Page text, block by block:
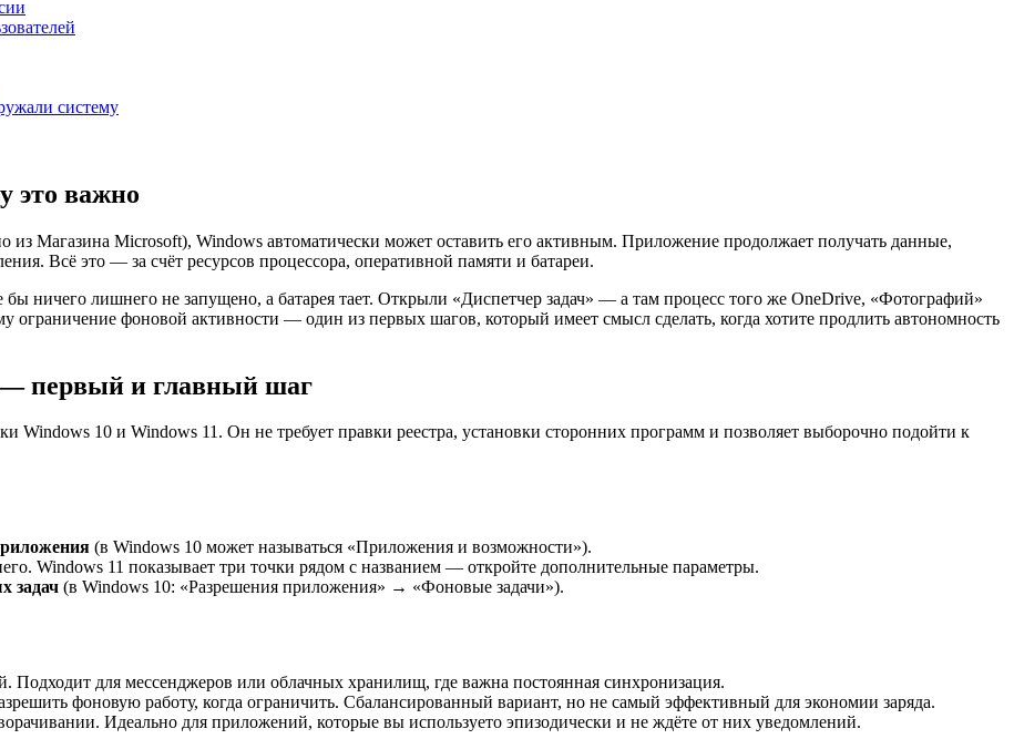
систему
это важно
из Магазина Microsoft), Windows автоматически может оставить его активным. Приложение продолжает получать данные,
Всё это — за счёт ресурсов процессора, оперативной памяти и батареи.
бы ничего лишнего не запущено, а батарея тает. Открыли «Диспетчер задач» — а там процесс того же OneDrive, «Фотографий»
ограничение фоновой активности — один из первых шагов, который имеет смысл сделать, когда хотите продлить автономность
— первый и главный шаг
10 и Windows 11. Он не требует правки реестра, установки сторонних программ и позволяет выборочно подойти к
(в Windows 10 может называться «Приложения и возможности»).
Windows 11 показывает три точки рядом с названием — откройте дополнительные параметры.
задач (в Windows 10: «Разрешения приложения» → «Фоновые задачи»).
Подходит для мессенджеров или облачных хранилищ, где важна постоянная синхронизация.
фоновую работу, когда ограничить. Сбалансированный вариант, но не самый эффективный для экономии заряда.
Идеально для приложений, которые вы используето эпизодически и не ждёте от них уведомлений.